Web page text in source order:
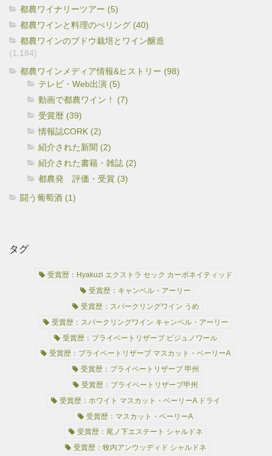
都農ワイナリーツアー (5)
都農ワインと料理のぺリング (40)
都農ワインのブドウ栽培とワイン醸造
(1,184)
都農ワインメディア情報&ヒストリー (98)
テレビ・Web出演 (5)
動画で都農ワイン！ (7)
受賞暦 (39)
情報誌CORK (2)
紹介された新聞 (2)
紹介された書籍・雑誌 (2)
都農発 評価・受賞 (3)
闘う葡萄酒 (1)
タグ
受賞歴：Hyakuzi エクストラ セック カーボネイティッド
受賞歴：キャンベル・アーリー
受賞歴：スパークリングワイン うめ
受賞歴：スパークリングワイン キャンベル・アーリー
受賞歴：プライベートリザーブ ビジュノワール
受賞歴：プライベートリザーブ マスカット・ベーリーA
受賞歴：プライベートリザーブ 甲州
受賞歴：プライベートリザーブ甲州
受賞歴：ホワイト マスカット・ベーリーA ドライ
受賞歴：マスカット・ベーリーA
受賞歴：尾ノ下エステート シャルドネ
受賞歴：牧内アンウッディド シャルドネ